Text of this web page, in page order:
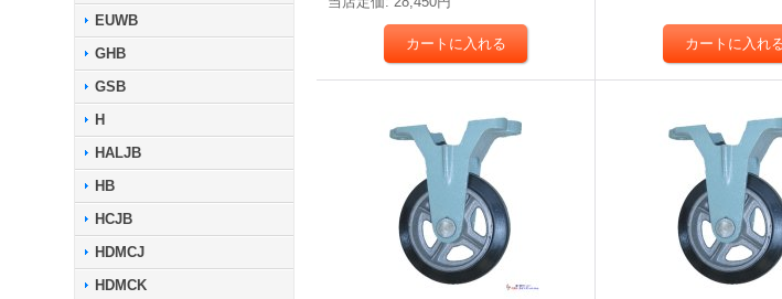
EUWB
GHB
GSB
H
HALJB
HB
HCJB
HDMCJ
HDMCK